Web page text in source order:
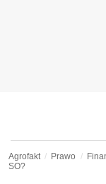
Agrofakt Prawo
SO?